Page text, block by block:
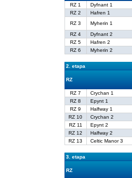
RZ 1
Dyfnant 1
RZ 2
Hafren 1
RZ 3
Myherin 1
RZ 4
Dyfnant 2
RZ 5
Hafren 2
RZ 6
Myherin 2
2. etapa
RZ
RZ 7
Crychan 1
RZ 8
Epynt 1
RZ 9
Halfway 1
RZ 10
Crychan 2
RZ 11
Epynt 2
RZ 12
Halfway 2
RZ 13
Celtic Manor 3
3. etapa
RZ